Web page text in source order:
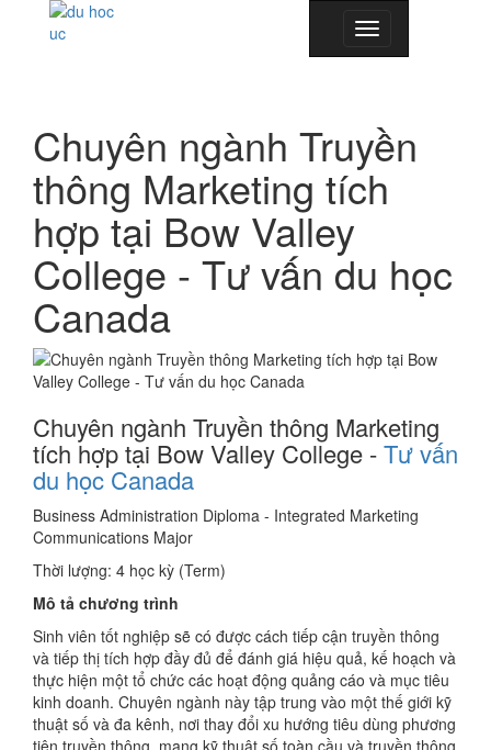
Toggle
navigation
Chuyên ngành Truyền
thông Marketing tích
hợp tại Bow Valley
College - Tư vấn du học
Canada
Chuyên ngành Truyền thông Marketing
tích hợp tại Bow Valley College -Tư vấn
du học Canada
Business Administration Diploma - Integrated Marketing
Communications Major
Thời lượng: 4 học kỳ (Term)
Mô tả chương trình
Sinh viên tốt nghiệp sẽ có được cách tiếp cận truyền thông
và tiếp thị tích hợp đầy đủ để đánh giá hiệu quả, kế hoạch và
thực hiện một tổ chức các hoạt động quảng cáo và mục tiêu
kinh doanh. Chuyên ngành này tập trung vào một thế giới kỹ
thuật số và đa kênh, nơi thay đổi xu hướng tiêu dùng phương
tiện truyền thông, mạng kỹ thuật số toàn cầu và truyền thông